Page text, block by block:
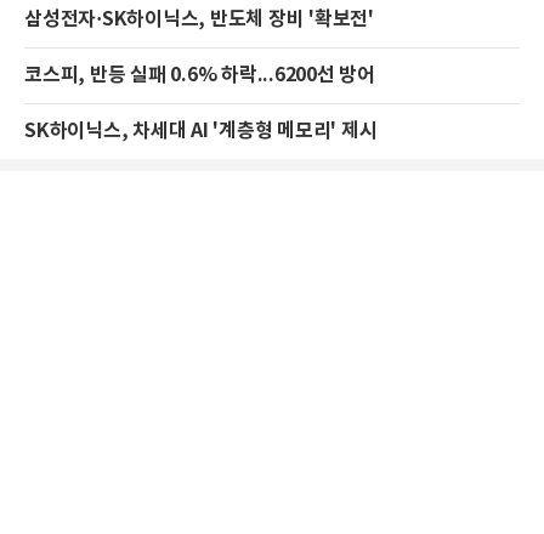
삼성전자·SK하이닉스, 반도체 장비 '확보전'
코스피, 반등 실패 0.6% 하락...6200선 방어
SK하이닉스, 차세대 AI '계층형 메모리' 제시